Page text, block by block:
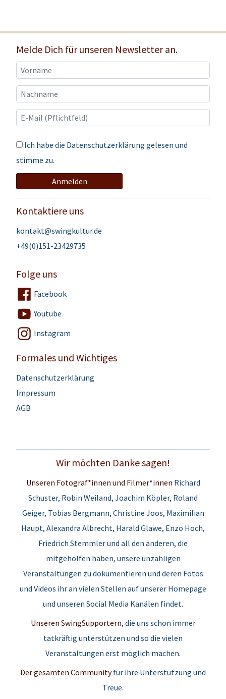
Melde Dich für unseren Newsletter an.
Ich habe die Datenschutzerklärung gelesen und
stimme zu.
Anmelden
Kontaktiere uns
kontakt@swingkultur.de
+49(0)151-23429735
Folge uns
Facebook
Youtube
Instagram
Formales und Wichtiges
Datenschutzerklärung
Impressum
AGB
Wir möchten Danke sagen!
Unseren Fotograf*innen und Filmer*innen Richard
Schuster, Robin Weiland, Joachim Köpler, Roland
Geiger, Tobias Bergmann, Christine Joos, Maximilian
Haupt, Alexandra Albrecht, Harald Glawe, Enzo Hoch,
Friedrich Stemmler und all den anderen, die
mitgeholfen haben, unsere unzähligen
Veranstaltungen zu dokumentieren und deren Fotos
und Videos ihr an vielen Stellen auf unserer Homepage
und unseren Social Media Kanälen findet.
Unseren SwingSupportern, die uns schon immer
tatkräftig unterstützen und so die vielen
Veranstaltungen erst möglich machen.
Der gesamten Communityfür ihre Unterstützung und
Treue.